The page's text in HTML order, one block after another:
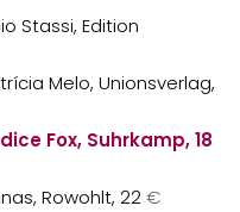
Stassi, Edition
Melo, Unionsverlag,
Fox, Suhrkamp, 18
Rowohlt, 22€